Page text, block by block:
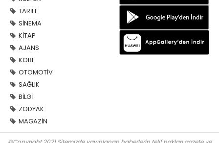
TARİH
SİNEMA
KİTAP
AJANS
KOBİ
OTOMOTİV
SAĞLIK
BİLGİ
ZODYAK
MAGAZİN